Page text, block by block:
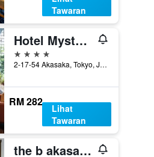
Tawaran
Hotel Mystays Premier Akasaka
4 bintang
2-17-54 Akasaka, Tokyo, Jepun
RM 282
Lihat
Tawaran
the b akasaka-mitsuke